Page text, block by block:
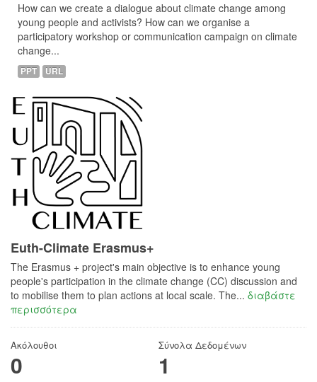
How can we create a dialogue about climate change among
young people and activists? How can we organise a
participatory workshop or communication campaign on climate
change...
PPT URL
Euth-Climate Erasmus+
The Erasmus + project's main objective is to enhance young
people's participation in the climate change (CC) discussion and
to mobilise them to plan actions at local scale. The... διαβάστε
περισσότερα
Ακόλουθοι
0
Σύνολα Δεδομένων
1